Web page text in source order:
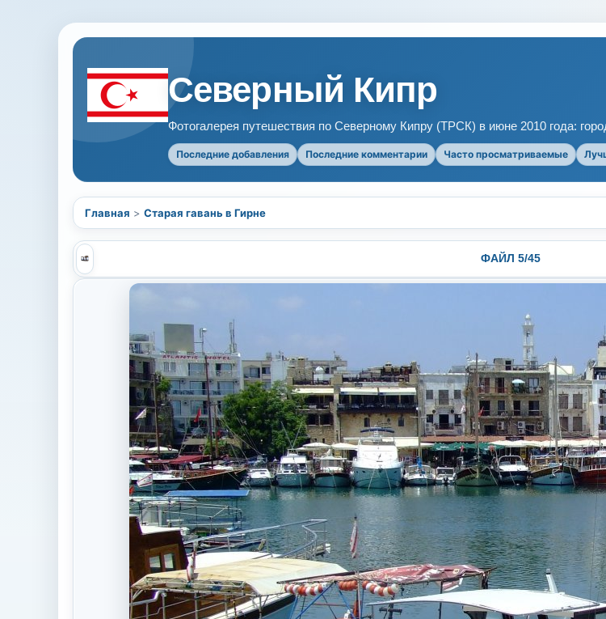
Северный Кипр
Фотогалерея путешествия по Северному Кипру (ТРСК) в июне 2010 года:
Последние добавления Последние комментарии Часто просматриваемые
Главная > Старая гавань в Гирне
ФАЙЛ 5/45